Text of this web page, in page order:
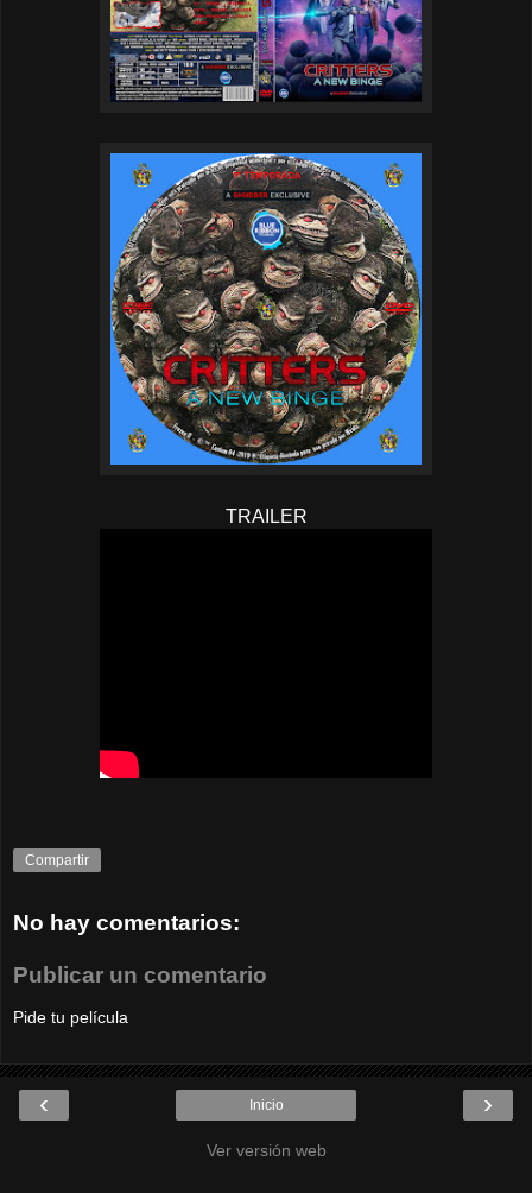
TRAILER
Compartir
No hay comentarios:
Publicar un comentario
Pide tu película
‹ ›
Inicio
Ver versión web